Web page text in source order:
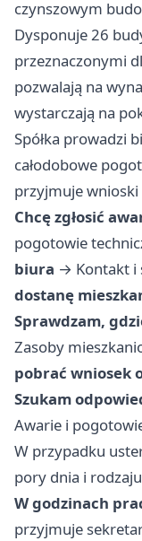
czynszowym
Dysponuje 26
przeznaczonymi
pozwalają na
wystarczają na
Spółka prowadzi
całodobowe
przyjmuje
Chcę zgłosić
pogotowie
biura → Kontakt i
dostanę
Sprawdzam,
Zasoby
pobrać wniosek
Szukam
Awarie i
W przypadku
pory dnia i
W godzinach
przyjmuje